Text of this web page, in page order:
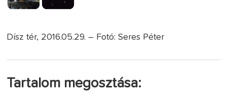
Dísz tér, 2016.05.29. – Fotó: Seres Péter
Tartalom megosztása: